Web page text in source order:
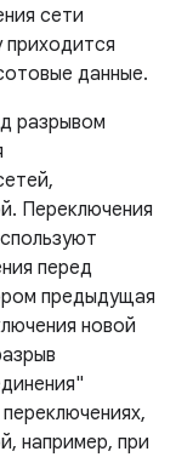
сети
данные.
разрывом
Переключения
перед
предыдущая
новой
например, при